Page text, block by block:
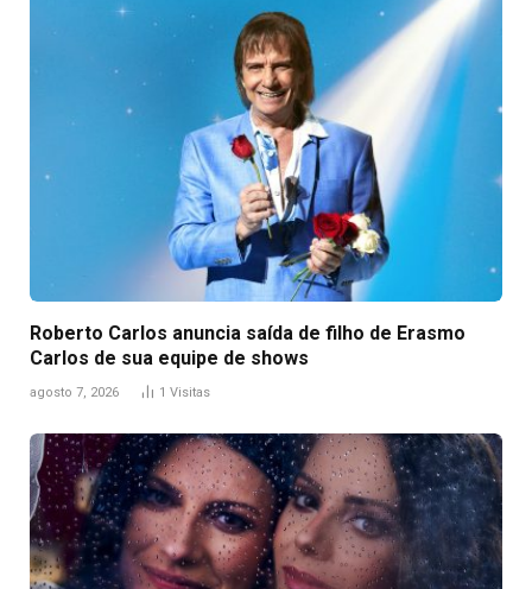
Roberto Carlos anuncia saída de filho de Erasmo
Carlos de sua equipe de shows
agosto 7, 2026 1 Visitas